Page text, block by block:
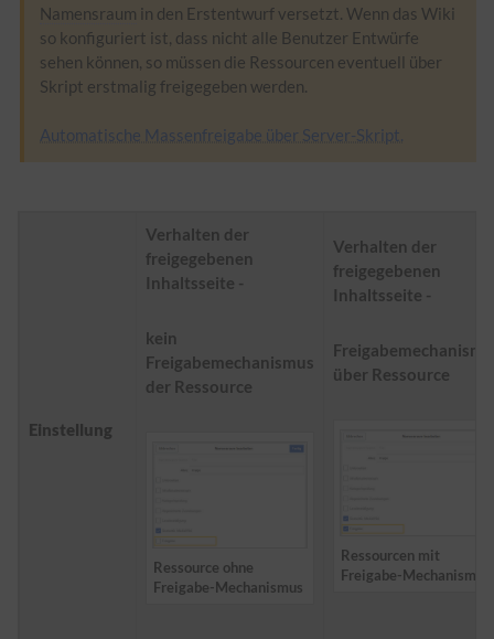
Namensraum in den Erstentwurf versetzt. Wenn das Wiki
so konfiguriert ist, dass nicht alle Benutzer Entwürfe
sehen können, so müssen die Ressourcen eventuell über
Skript erstmalig freigegeben werden.
Automatische Massenfreigabe über Server-Skript.
Einstellung
Verhalten der
freigegebenen
Inhaltsseite -
kein
Freigabemechanismus
der Ressource
Ressource ohne
Freigabe-Mechanismus
Verhalten der
freigegebenen
Inhaltsseite -
über Ressource
Ressourcen mit
Freigabe-Mechanismus